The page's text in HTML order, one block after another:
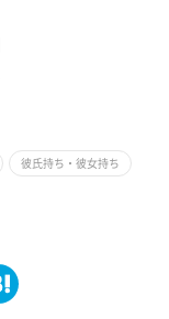
彼氏持ち・彼女持ち